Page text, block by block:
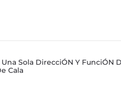
Sola DirecciÓN Y FunciÓN
Cala